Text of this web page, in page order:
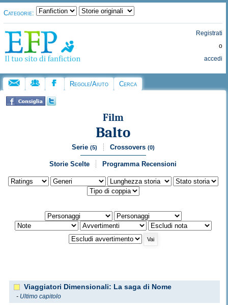
Categorie:
Registrati
o
accedi
Regole/Aiuto Cerca
Film
Balto
Serie (5) Crossovers (0)
Storie Scelte Programma Recensioni
Viaggiatori Dimensionali: La saga di Nome
- Ultimo capitolo